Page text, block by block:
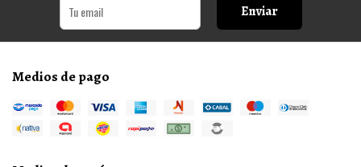
Enviar
Medios de pago